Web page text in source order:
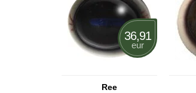
36,91
eur
Ree